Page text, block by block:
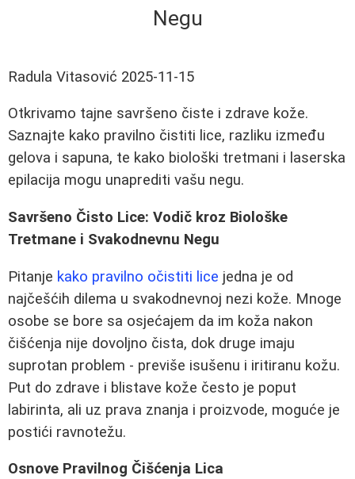
Negu
Radula Vitasović 2025-11-15
Otkrivamo tajne savršeno čiste i zdrave kože.
Saznajte kako pravilno čistiti lice, razliku između
gelova i sapuna, te kako biološki tretmani i laserska
epilacija mogu unaprediti vašu negu.
Savršeno Čisto Lice: Vodič kroz Biološke
Tretmane i Svakodnevnu Negu
Pitanje kako pravilno očistiti lice jedna je od
najčešćih dilema u svakodnevnoj nezi kože. Mnoge
osobe se bore sa osjećajem da im koža nakon
čišćenja nije dovoljno čista, dok druge imaju
suprotan problem - previše isušenu i iritiranu kožu.
Put do zdrave i blistave kože često je poput
labirinta, ali uz prava znanja i proizvode, moguće je
postići ravnotežu.
Osnove Pravilnog Čišćenja Lica